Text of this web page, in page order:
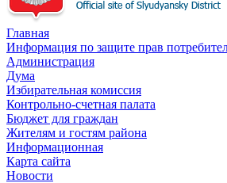
Главная
Информация по защите прав
Администрация
Дума
Избирательная комиссия
Контрольно-счетная палата
Бюджет для граждан
Жителям и гостям района
Информационная
Карта сайта
Новости